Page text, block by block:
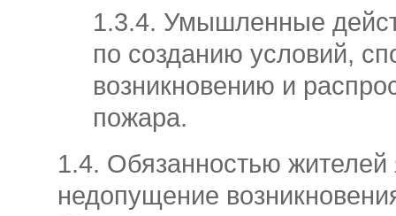
1.3.4. Умышленные
по созданию условий,
возникновению и
пожара.
1.4. Обязанностью жителей
недопущение